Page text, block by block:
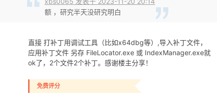
额 ，研究半天没研究明白
直接 打补丁用调试工具（比如x64dbg等）,导入补丁文件，
应用补丁文件 另存 FileLocator.exe 或 IndexManager.exe就
ok了，2个文件2个补丁。感谢楼主分享！
免费评分